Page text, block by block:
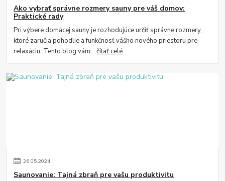
Ako vybrať správne rozmery sauny pre váš domov:
Praktické rady
Pri výbere domácej sauny je rozhodujúce určiť správne rozmery,
ktoré zaručia pohodlie a funkčnosť vášho nového priestoru pre
relaxáciu. Tento blog vám...čítať celé
26.05.2024
Saunovanie: Tajná zbraň pre vašu produktivitu